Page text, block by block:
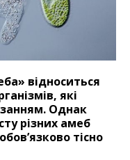
відноситься
які
Однак
різних амеб
тісно